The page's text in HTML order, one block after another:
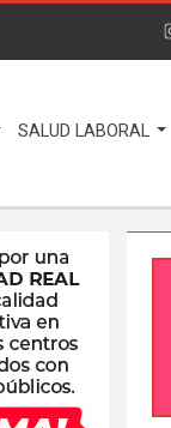
SALUD LABORAL